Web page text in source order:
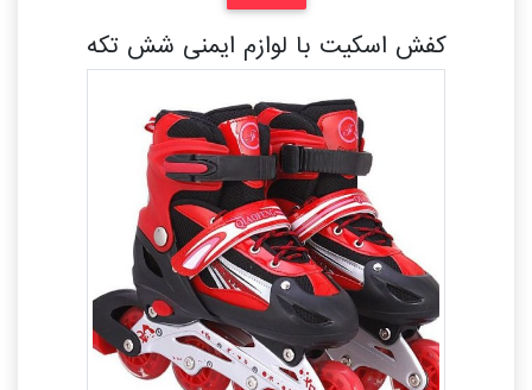
کفش اسکیت با لوازم ایمنی شش تکه